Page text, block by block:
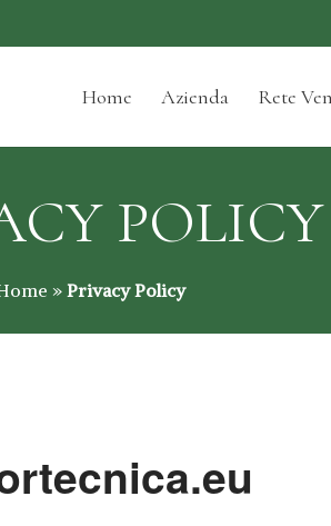
Home Azienda Rete
POLICY
» Privacy Policy